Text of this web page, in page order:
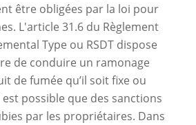
être obligées par la loi pour
L'article 31.6 du Règlement
Type ou RSDT dispose
de conduire un ramonage
de fumée qu’il soit fixe ou
possible que des sanctions
par les propriétaires. Dans